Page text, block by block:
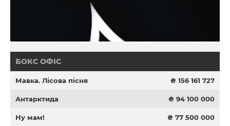
БОКС ОФІС
Мавка. Лісова пісня ₴ 156 161 727
Антарктида ₴ 94 100 000
Ну мам! ₴ 77 500 000